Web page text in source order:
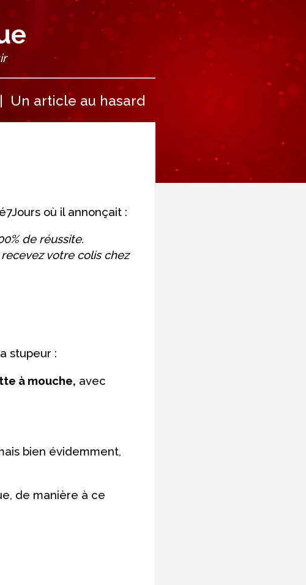
| Un article au hasard
où il annonçait :
de réussite.
votre colis chez
stupeur :
à mouche, avec
bien évidemment,
de manière à ce